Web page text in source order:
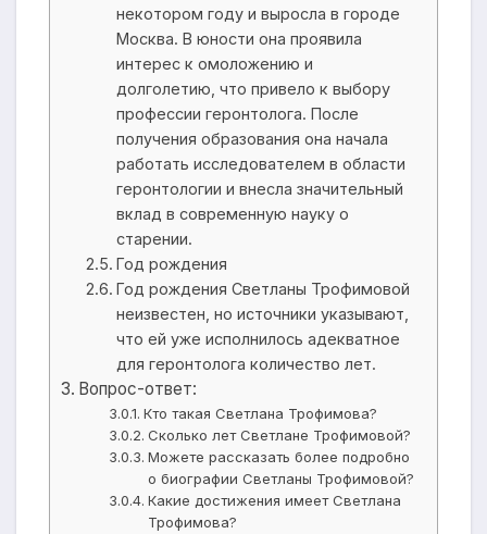
некотором году и выросла в городе
Москва. В юности она проявила
интерес к омоложению и
долголетию, что привело к выбору
профессии геронтолога. После
получения образования она начала
работать исследователем в области
геронтологии и внесла значительный
вклад в современную науку о
старении.
Год рождения
Год рождения Светланы Трофимовой
неизвестен, но источники указывают,
что ей уже исполнилось адекватное
для геронтолога количество лет.
Вопрос-ответ:
Кто такая Светлана Трофимова?
Сколько лет Светлане Трофимовой?
Можете рассказать более подробно
о биографии Светланы Трофимовой?
Какие достижения имеет Светлана
Трофимова?